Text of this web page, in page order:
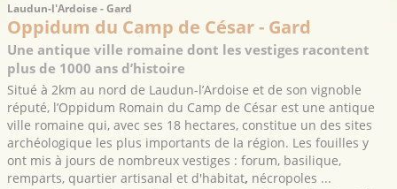
Laudun-l'Ardoise - Gard
Oppidum du Camp de César - Gard
Une antique ville romaine dont les vestiges racontent
plus de 1000 ans d’histoire
Situé à 2km au nord de Laudun-l’Ardoise et de son vignoble
réputé, l’Oppidum Romain du Camp de César est une antique
ville romaine qui, avec ses 18 hectares, constitue un des sites
archéologique les plus importants de la région. Les fouilles y
ont mis à jours de nombreux vestiges : forum, basilique,
remparts, quartier artisanal et d'habitat, nécropoles ...